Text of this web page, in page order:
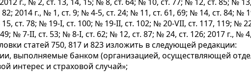
82; 2014 г., № 1, ст. 9; № 4-5, ст. 24; № 11, ст. 61, 69; № 14, ст. 84; №
ст. 78; № 19-I, ст. 100; № 19-II, ст. 102; № 20-VII, ст. 117, 119; №
№ 7-II, ст. 53; № 8-I, ст. 62; № 12, ст. 87; № 24, ст. 126; 2017 г., №
статей 750, 817 и 823 изложить в следующей редакции:
выполняемые банком (организацией, осуществляющей
интерес и страховой случай»;